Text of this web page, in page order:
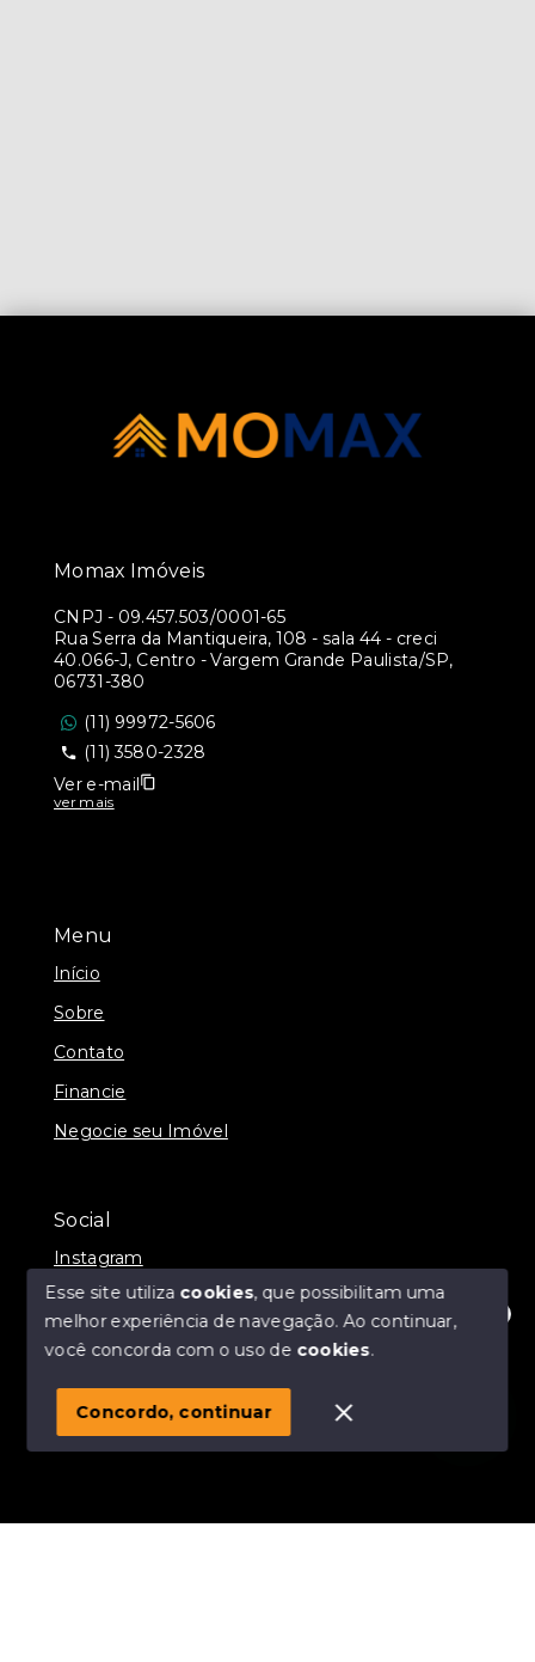
Olá! Estamos disponíveis para te ajudar.
Menu
Início
Sobre
Contato
Financie
Negocie seu Imóvel
Social
Instagram
© Copyright 2026 - Momax Imóveis - Todos os direitos
SITE PARA IMOBILIARIA
Momax Imóveis
CNPJ - 09.457.503/0001-65
Rua Serra da Mantiqueira, 108 - sala 44 - creci
40.066-J, Centro - Vargem Grande Paulista/SP,
06731-380
(11) 99972-5606
(11) 3580-2328
Ver e-mail
ver mais
Esse site utiliza cookies, que possibilitam uma
melhor experiência de navegação.Ao continuar,
você concorda com o uso de cookies.
Concordo, continuar